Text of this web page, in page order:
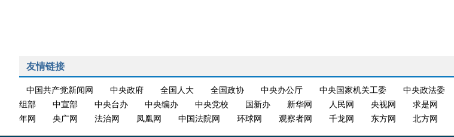
友情链接
中国共产党新闻网 中央政府 全国人大 全国政协 中央办公厅 中央国家机关工委 中央政法委
组部
中宣部 中央台办 中央编办 中央党校 国新办 新华网 人民网 央视网 求是网
年网
央广网 法治网 凤凰网 中国法院网 环球网 观察者网 千龙网 东方网 北方网